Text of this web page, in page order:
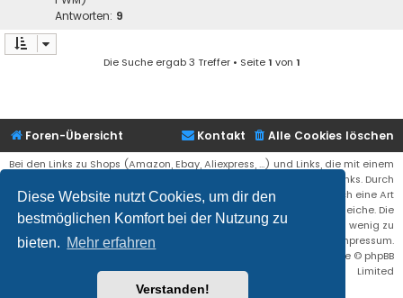
Diese Website nutzt Cookies, um dir den
bestmöglichen Komfort bei der Nutzung zu
bieten. Mehr erfahren
Verstanden!
Antworten: 9
Die Suche ergab 3 Treffer • Seite1 von 1
Foren-Übersicht Alle Cookies löschen
Kontakt
Bei den Links zu Shops (Amazon, Ebay, Aliexpress, ...) und Links, die mit einem
Stern (*) markiert sind, kann es sich um sogenannte Affiliate Links. Durch
den Kauf eines Produktes über einen Affiliate Link erhälte ich eine Art
Umsatzbeteiligung gutgeschrieben. Für euch bleibt der Preis der gleiche. Die
Einnahmen helfen die Hostgebühren für diese Webseite ein wenig zu
reduzieren. Siehe auch das Impressum.
® Forum Software © phpBB
Limited